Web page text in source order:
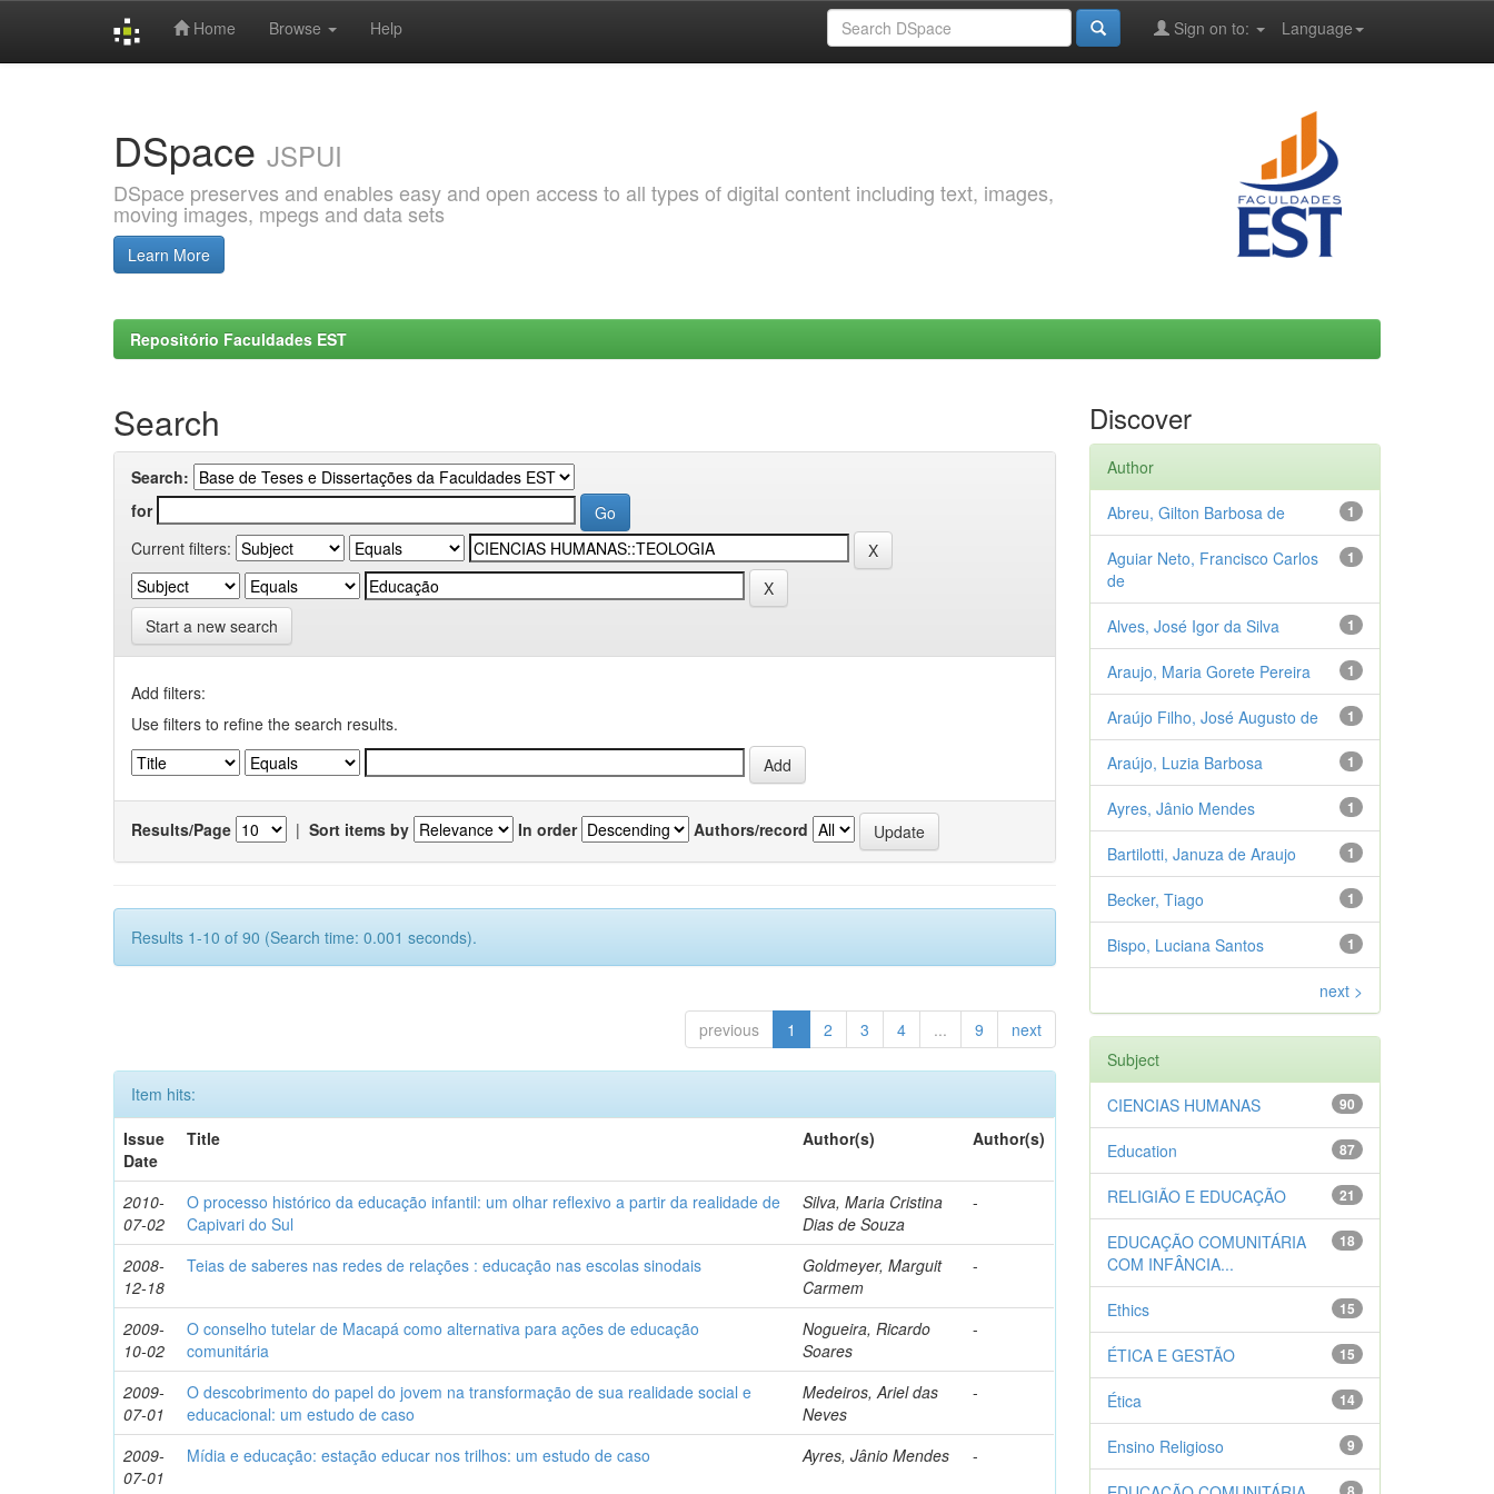
Home Browse Help Language
Sign on to:
DSpace JSPUI
DSpace preserves and enables easy and open access to all types of digital content including text, images,
moving images, mpegs and data sets
Learn More
Repositório Faculdades EST
Search
Search:
for
Current filters:
Start a new search
Add filters:
Use filters to refine the search results.
Results/Page | Sort items by In order Authors/record
Results 1-10 of 90 (Search time: 0.001 seconds).
previous 1 2 3 4 ... 9 next
Item hits:
Issue
Date
Title Author(s) Author(s)
2010-
07-02
O processo histórico da educação infantil: um olhar reflexivo a partir da realidade de
Capivari do Sul
Silva, Maria Cristina
Dias de Souza
-
2008-
12-18
Teias de saberes nas redes de relações : educação nas escolas sinodais
Goldmeyer, Marguit
Carmem
-
2009-
10-02
O conselho tutelar de Macapá como alternativa para ações de educação
comunitária
Nogueira, Ricardo
Soares
-
2009-
07-01
O descobrimento do papel do jovem na transformação de sua realidade social e
educacional: um estudo de caso
Medeiros, Ariel das
Neves
-
2009-
07-01
Mídia e educação: estação educar nos trilhos: um estudo de caso Ayres, Jânio Mendes -
Discover
Author
1
Abreu, Gilton Barbosa de
1
Aguiar Neto, Francisco Carlos
de
1
Alves, José Igor da Silva
1
Araujo, Maria Gorete Pereira
1
Araújo Filho, José Augusto de
1
Araújo, Luzia Barbosa
1
Ayres, Jânio Mendes
1
Bartilotti, Januza de Araujo
1
Becker, Tiago
1
Bispo, Luciana Santos
next >
Subject
90
CIENCIAS HUMANAS
87
Education
21
RELIGIÃO E EDUCAÇÃO
18
EDUCAÇÃO COMUNITÁRIA
COM INFÂNCIA...
15
Ethics
15
ÉTICA E GESTÃO
14
Ética
9
Ensino Religioso